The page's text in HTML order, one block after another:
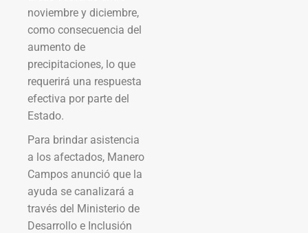
noviembre y diciembre,
como consecuencia del
aumento de
precipitaciones, lo que
requerirá una respuesta
efectiva por parte del
Estado.
Para brindar asistencia
a los afectados, Manero
Campos anunció que la
ayuda se canalizará a
través del Ministerio de
Desarrollo e Inclusión